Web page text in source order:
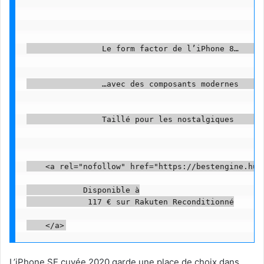
Le form factor de
…avec des composants
Taillé pour les
<a rel="nofollow" href="https://
            Disponible à
             117 € sur Rakuten Reconditionné
    </a>